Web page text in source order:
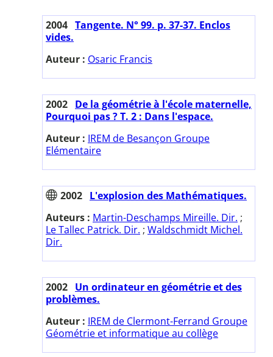
2004 Tangente. N° 99. p. 37-37. Enclos
vides.
Auteur : Osaric Francis
2002 De la géométrie à l'école maternelle,
Pourquoi pas ? T. 2 : Dans l'espace.
Auteur : IREM de Besançon Groupe
Elémentaire
2002 L'explosion des Mathématiques.
Auteurs : Martin-Deschamps Mireille. Dir. ;
Le Tallec Patrick. Dir. ; Waldschmidt Michel.
Dir.
2002 Un ordinateur en géométrie et des
problèmes.
Auteur : IREM de Clermont-Ferrand Groupe
Géométrie et informatique au collège